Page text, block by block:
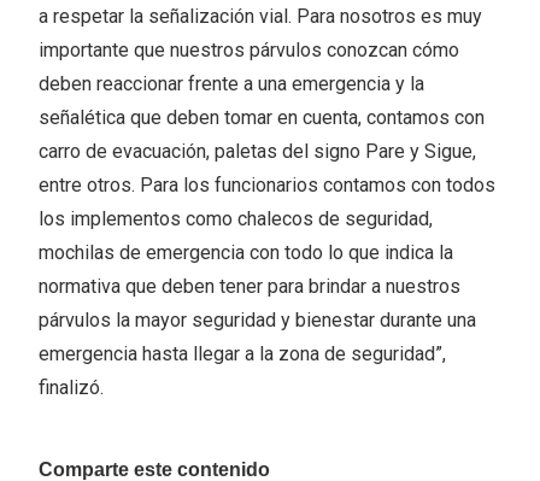
a respetar la señalización vial. Para nosotros es muy
importante que nuestros párvulos conozcan cómo
deben reaccionar frente a una emergencia y la
señalética que deben tomar en cuenta, contamos con
carro de evacuación, paletas del signo Pare y Sigue,
entre otros. Para los funcionarios contamos con todos
los implementos como chalecos de seguridad,
mochilas de emergencia con todo lo que indica la
normativa que deben tener para brindar a nuestros
párvulos la mayor seguridad y bienestar durante una
emergencia hasta llegar a la zona de seguridad”,
finalizó.
Comparte este contenido